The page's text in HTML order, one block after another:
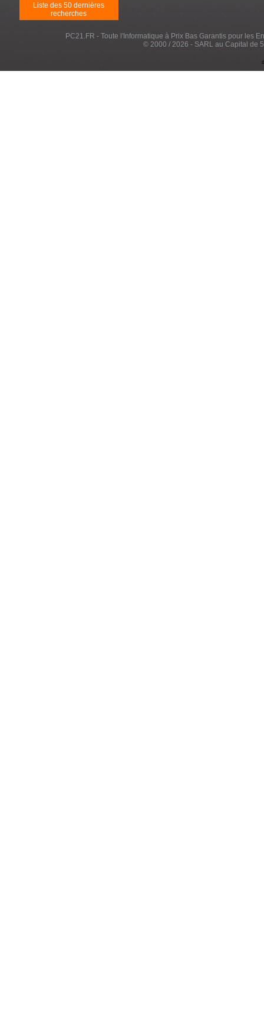
Liste des 50 dernières
recherches
PC21.FR - Toute l'Informatique à Prix Bas Garantis pour les
© 2000 / 2026 - SARL au Capital de